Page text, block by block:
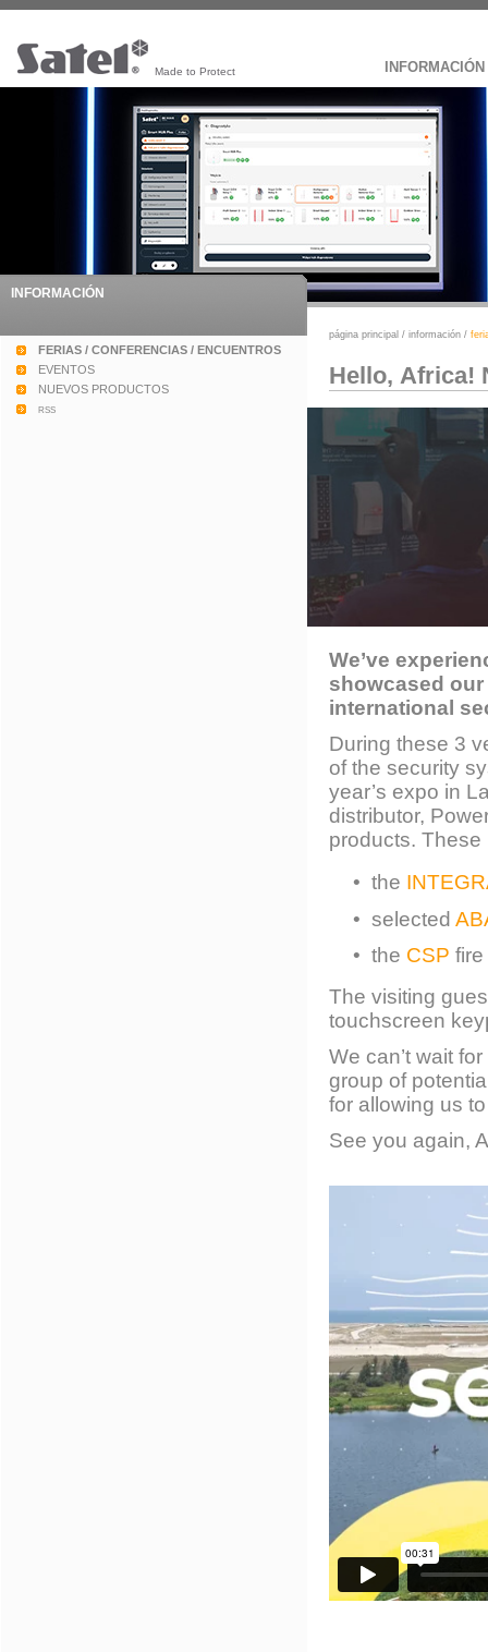
Made to Protect INFORMACIÓN
INFORMACIÓN
FERIAS / CONFERENCIAS / ENCUENTROS
EVENTOS
NUEVOS PRODUCTOS
rss
página principal / información /
Hello, Africa!
We’ve
showcased
international
During these 3
of the security
year’s expo in
distributor,
products. These
• the
• selected
• the CSP
The visiting
touchscreen
We can’t wait
group of
for allowing us
See you again,